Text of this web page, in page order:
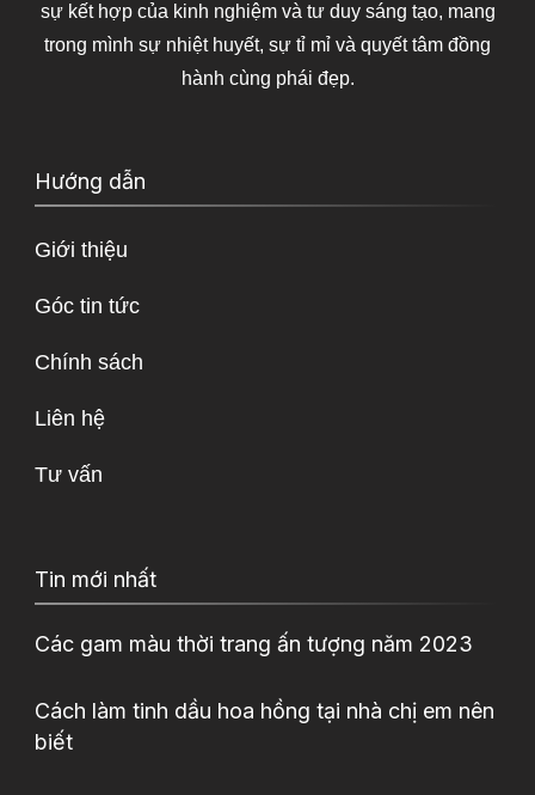
sự kết hợp của kinh nghiệm và tư duy sáng tạo, mang
trong mình sự nhiệt huyết, sự tỉ mỉ và quyết tâm đồng
hành cùng phái đẹp.
Hướng dẫn
Giới thiệu
Góc tin tức
Chính sách
Liên hệ
Tư vấn
Tin mới nhất
Các gam màu thời trang ấn tượng năm 2023
Cách làm tinh dầu hoa hồng tại nhà chị em nên
biết